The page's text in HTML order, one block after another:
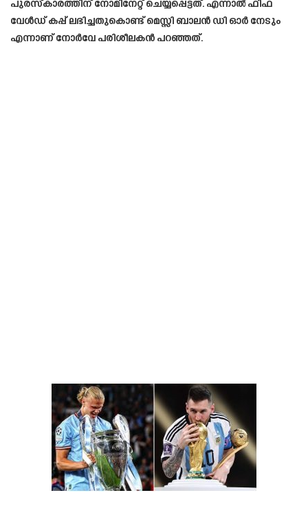
പുരസ്കാരത്തിന് നോമിനേറ്റ് ചെയ്യപ്പെട്ടത്. എന്നാൽ ഫിഫ
വേൾഡ് കപ്പ്‌ ലഭിച്ചതുകൊണ്ട് മെസ്സി ബാലൻ ഡി ഓർ നേടും
എന്നാണ് നോർവേ പരിശീലകൻ പറഞ്ഞത്.